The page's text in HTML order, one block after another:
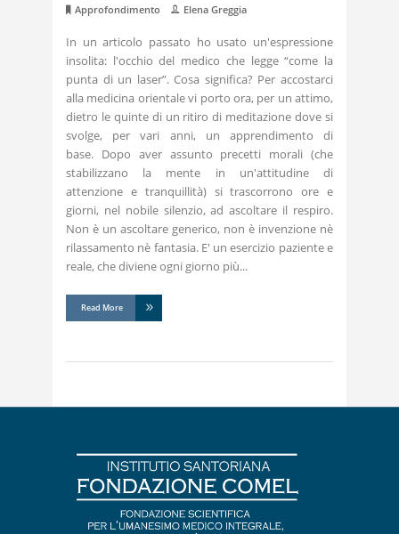
Approfondimento
Elena Greggia
In un articolo passato ho usato un'espressione
insolita: l'occhio del medico che legge “come la
punta di un laser”. Cosa significa? Per accostarci
alla medicina orientale vi porto ora, per un attimo,
dietro le quinte di un ritiro di meditazione dove si
svolge, per vari anni, un apprendimento di
base. Dopo aver assunto precetti morali (che
stabilizzano la mente in un'attitudine di
attenzione e tranquillità) si trascorrono ore e
giorni, nel nobile silenzio, ad ascoltare il respiro.
Non è un ascoltare generico, non è invenzione nè
rilassamento nè fantasia. E' un esercizio paziente e
reale, che diviene ogni giorno più
Read More